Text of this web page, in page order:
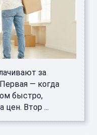
за
— когда
быстро,
цен. Втор ...